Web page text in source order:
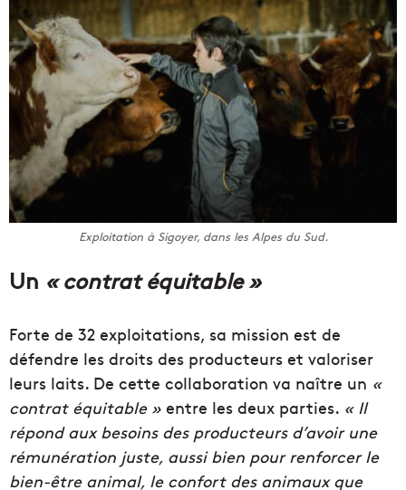
Exploitation à Sigoyer, dans les Alpes du Sud.
Un « contrat équitable »
Forte de 32 exploitations, sa mission est de
défendre les droits des producteurs et valoriser
leurs laits. De cette collaboration va naître un «
contrat équitable » entre les deux parties. « Il
répond aux besoins des producteurs d’avoir une
rémunération juste, aussi bien pour renforcer le
bien-être animal, le confort des animaux que